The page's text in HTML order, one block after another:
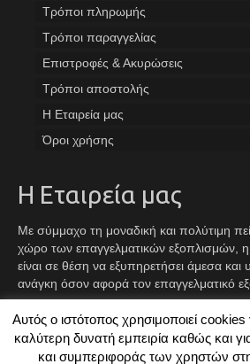
Tρόποι πληρωμής
Τρόποι παραγγελίας
Επιστροφές & Ακυρώσεις
Τρόποι αποστολής
Η Εταιρεία μας
Όροι χρήσης
Η Εταιρεία μας
Με σύμμαχο τη μοναδική και πολύτιμη
χώρο των επαγγελματικών εξοπλισμών,
είναι σε θέση να εξυπηρετήσει άμεσα
ανάγκη όσον αφορά τον επαγγελματικό
Facebook
Instagram
TikTok
Αυτός ο ιστότοπος χρησιμοποιεί
καλύτερη δυνατή εμπειρία καθώς και
και συμπεριφοράς των χρηστών